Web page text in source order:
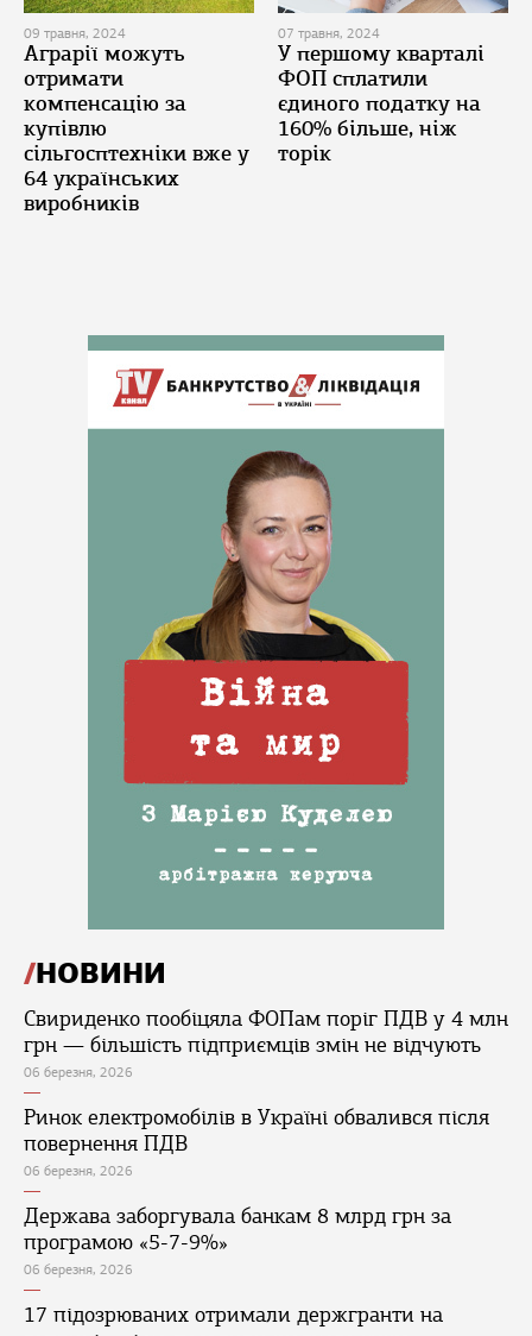
09 травня, 2024
Аграрії можуть
отримати
компенсацію за
купівлю
сільгосптехніки вже у
64 українських
виробників
07 травня, 2024
У першому кварталі
ФОП сплатили
єдиного податку на
160% більше, ніж
торік
НОВИНИ
Свириденко пообіцяла ФОПам поріг ПДВ у 4 млн
грн — більшість підприємців змін не відчують
06 березня, 2026
Ринок електромобілів в Україні обвалився після
повернення ПДВ
06 березня, 2026
Держава заборгувала банкам 8 млрд грн за
програмою «5-7-9%»
06 березня, 2026
17 підозрюваних отримали держгранти на